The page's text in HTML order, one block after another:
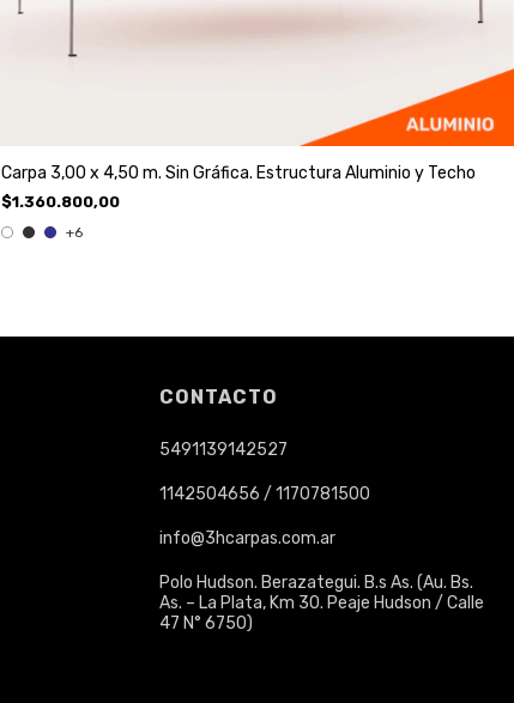
Carpa 3,00 x 4,50 m. Sin Gráfica. Estructura Aluminio y Techo
$1.360.800,00
+6
CONTACTO
5491139142527
1142504656 / 1170781500
info@3hcarpas.com.ar
Polo Hudson. Berazategui. B.s As. (Au. Bs.
As. – La Plata, Km 30. Peaje Hudson / Calle
47 N° 6750)